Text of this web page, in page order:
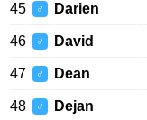
45 ♂ Darien
46 ♂ David
47 ♂ Dean
48 ♂ Dejan